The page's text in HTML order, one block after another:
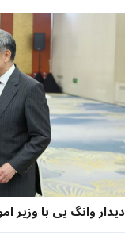
دیدار وانگ یی با وزیر